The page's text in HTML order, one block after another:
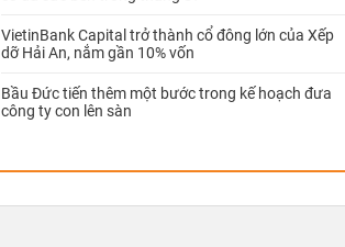
VietinBank Capital trở thành cổ đông lớn của Xếp
dỡ Hải An, nắm gần 10% vốn
Bầu Đức tiến thêm một bước trong kế hoạch đưa
công ty con lên sàn